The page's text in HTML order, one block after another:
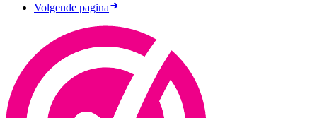
Volgende pagina